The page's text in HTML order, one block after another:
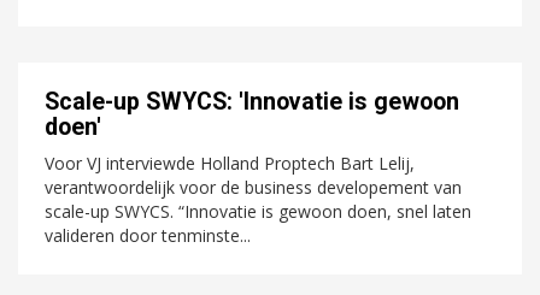
Scale-up SWYCS: 'Innovatie is gewoon
doen'
Voor VJ interviewde Holland Proptech Bart Lelij,
verantwoordelijk voor de business developement van
scale-up SWYCS. “Innovatie is gewoon doen, snel laten
valideren door tenminste...